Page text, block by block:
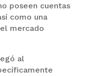
poseen cuentas
como una
mercado
al